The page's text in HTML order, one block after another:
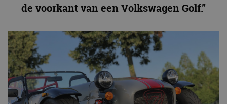
de voorkant van een Volkswagen Golf.”